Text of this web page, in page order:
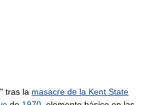
tras la masacre de la Kent State